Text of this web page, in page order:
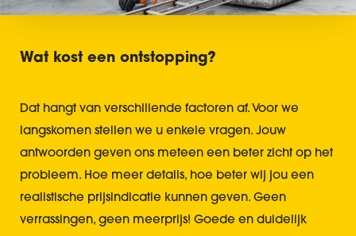
Wat kost een ontstopping?
Dat hangt van verschillende factoren af. Voor we
langskomen stellen we u enkele vragen. Jouw
antwoorden geven ons meteen een beter zicht op het
probleem. Hoe meer details, hoe beter wij jou een
realistische prijsindicatie kunnen geven. Geen
verrassingen, geen meerprijs! Goede en duidelijk